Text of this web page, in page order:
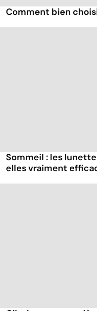
Comment bien
Sommeil : les
elles vraiment